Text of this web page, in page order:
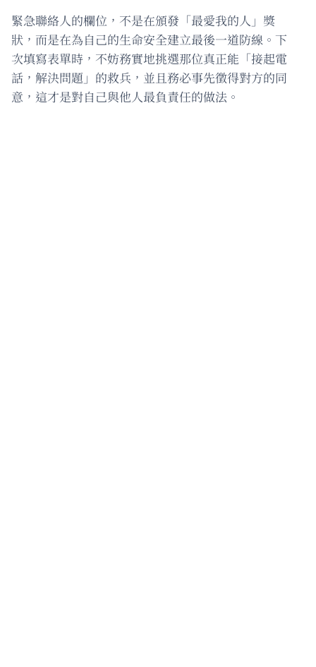
緊急聯絡人的欄位，不是在頒發「最愛我的人」獎
狀，而是在為自己的生命安全建立最後一道防線。下
次填寫表單時，不妨務實地挑選那位真正能「接起電
話，解決問題」的救兵，並且務必事先徵得對方的同
意，這才是對自己與他人最負責任的做法。